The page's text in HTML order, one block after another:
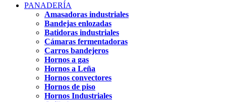
PANADERÍA
Amasadoras industriales
Bandejas enlozadas
Batidoras industriales
Cámaras fermentadoras
Carros bandejeros
Hornos a gas
Hornos a Leña
Hornos convectores
Hornos de piso
Hornos Industriales